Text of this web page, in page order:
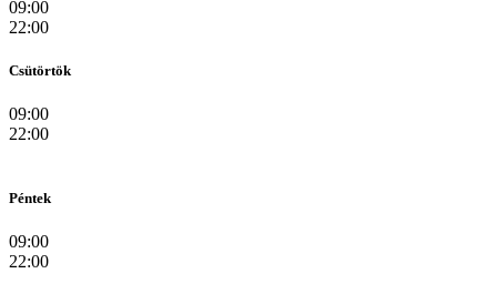
09:00
22:00
Csütörtök
09:00
22:00
Péntek
09:00
22:00